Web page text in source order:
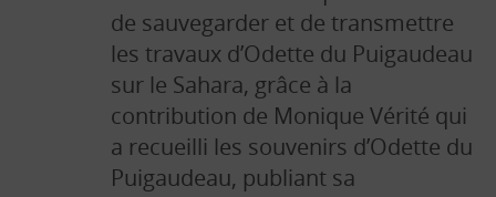
de sauvegarder et de transmettre
les travaux d’Odette du Puigaudeau
sur le Sahara, grâce à la
contribution de Monique Vérité qui
a recueilli les souvenirs d’Odette du
Puigaudeau, publiant sa